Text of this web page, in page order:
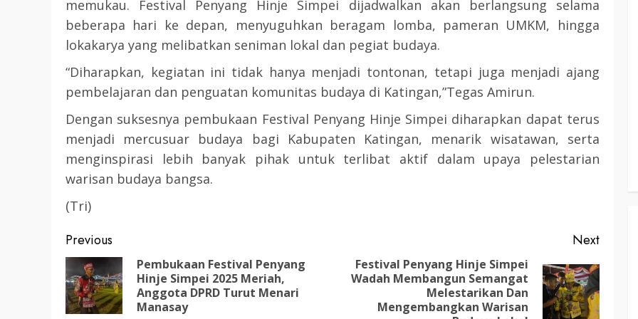
memukau. Festival Penyang Hinje Simpei dijadwalkan akan berlangsung selama
beberapa hari ke depan, menyuguhkan beragam lomba, pameran UMKM, hingga
lokakarya yang melibatkan seniman lokal dan pegiat budaya.
“Diharapkan, kegiatan ini tidak hanya menjadi tontonan, tetapi juga menjadi ajang
pembelajaran dan penguatan komunitas budaya di Katingan,”Tegas Amirun.
Dengan suksesnya pembukaan Festival Penyang Hinje Simpei diharapkan dapat terus
menjadi mercusuar budaya bagi Kabupaten Katingan, menarik wisatawan, serta
menginspirasi lebih banyak pihak untuk terlibat aktif dalam upaya pelestarian
warisan budaya bangsa.
(Tri)
Post
navigation
Previous
Previous
Pembukaan Festival Penyang
Hinje Simpei 2025 Meriah,
Anggota DPRD Turut Menari
Manasay
Next
Next
Festival Penyang Hinje Simpei
Wadah Membangun Semangat
Melestarikan Dan
Mengembangkan Warisan
3 min read
DPRD KATINGAN
HEADLINE
KATINGAN
RDP DPRD dan Pemkab Katingan
Soroti Krisis Air Bersih, Insentif
Nakes Hingga Ancaman
Pencemaran Sungai
TRIOKTA 11 MEI 2026
3 min read
KATINGAN
Pemkab Katingan dan Balai TN
Sebangau Perkuat Sinergi Jaga
Kawasan Konservasi dan Gambut
TRIOKTA 12 MEI 2026
2 min read
DPRD KATINGAN
HEADLINE
3 min read
DPRD KATINGAN
HEADLINE
KATINGAN